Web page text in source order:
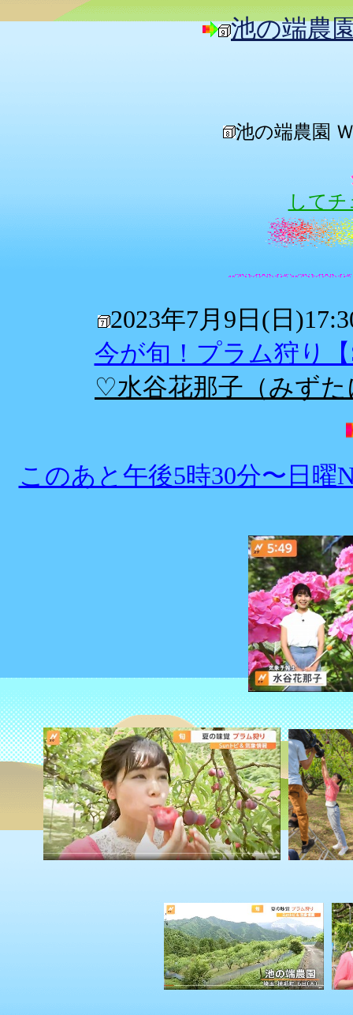
池の端農
池の端農園
して
2023年7月9日(日
今が旬！プラム狩り
♡水谷花那子（みず
このあと午後5時30分〜日